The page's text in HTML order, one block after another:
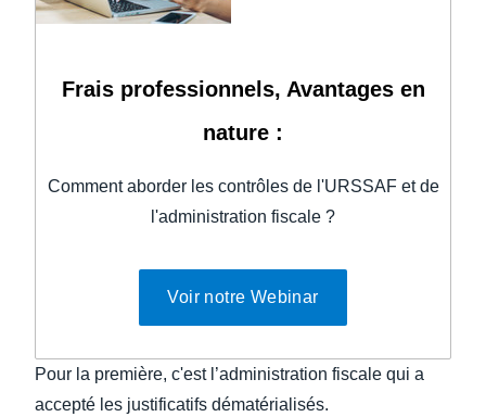
Frais professionnels, Avantages en
nature :
Comment aborder les contrôles de l'URSSAF et de
l'administration fiscale ?
Voir notre Webinar
Pour la première, c'est l’administration fiscale qui a
accepté les justificatifs dématérialisés.